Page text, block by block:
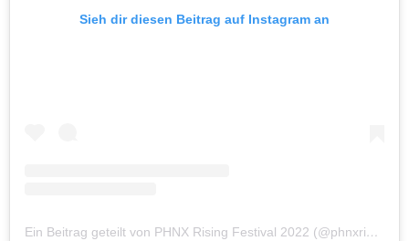
Sieh dir diesen Beitrag auf Instagram an
Ein Beitrag geteilt von PHNX Rising Festival 2022 (@phnxrising.festival)